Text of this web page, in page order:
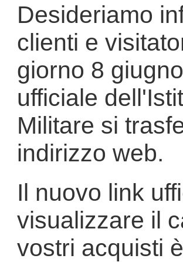
Desideriamo
clienti e
giorno 8
ufficiale
Militare si
indirizzo web.
Il nuovo link
visualizzare il
vostri acquisti